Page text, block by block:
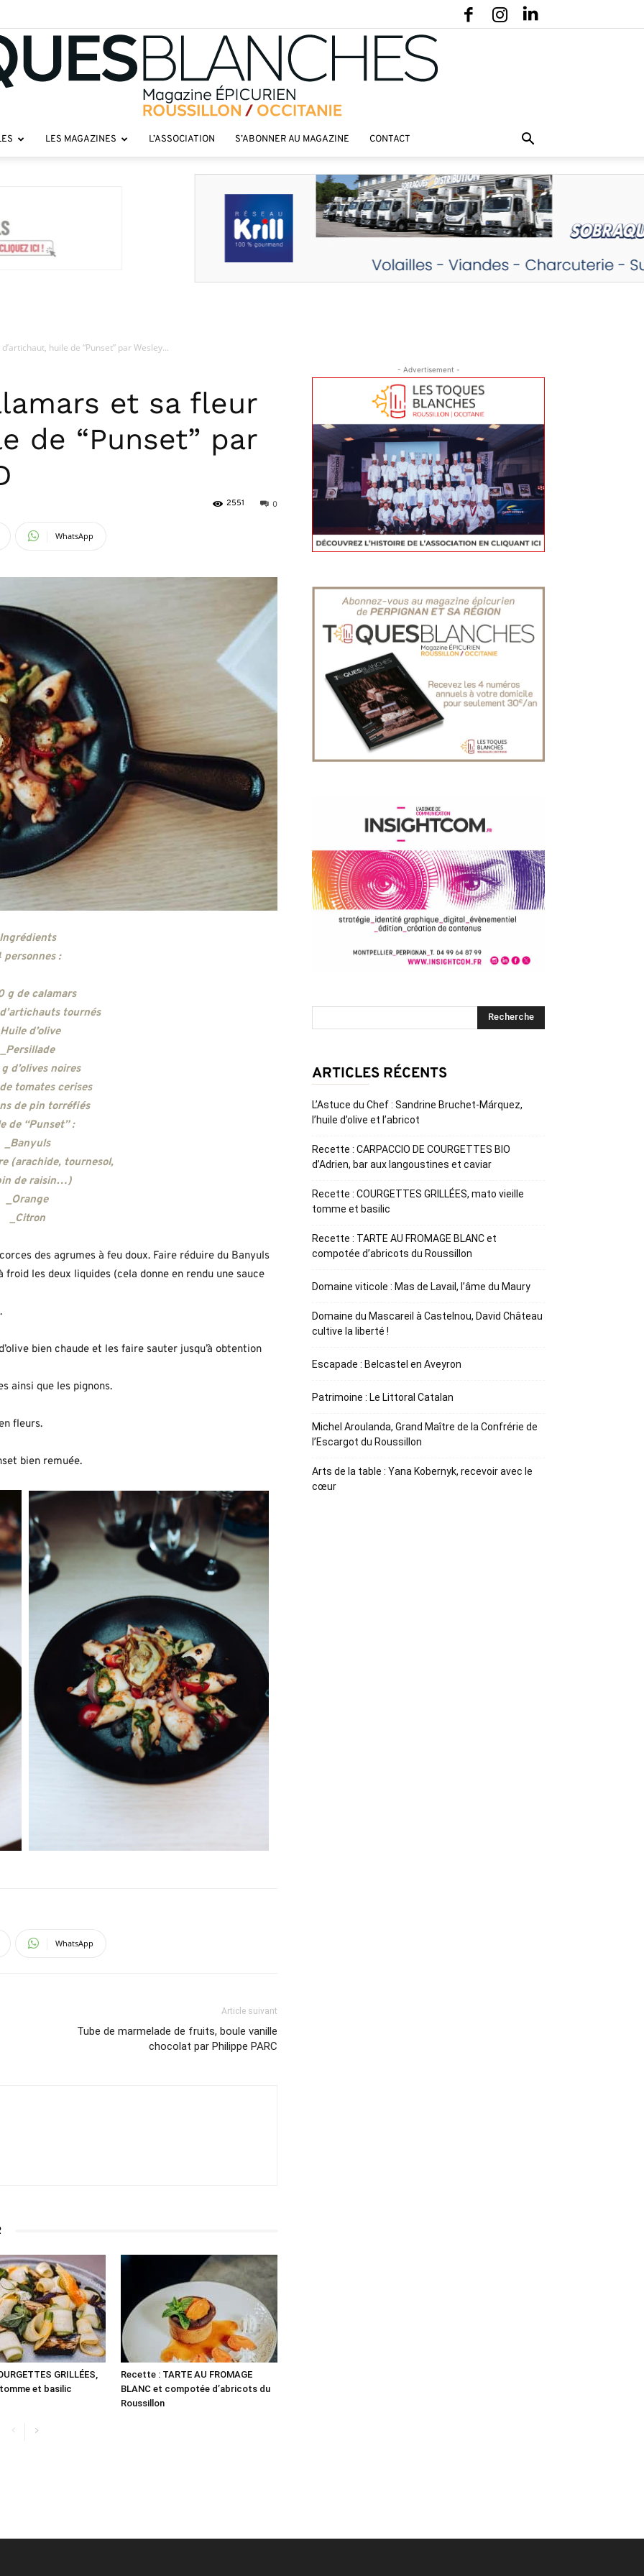
magazine
LES MAGAZINES L’ASSOCIATION S’ABONNER AU MAGAZINE CONTACT
huile de “Punset” par Wesley...
et sa fleur
de “Punset” par
0
2551
WhatsApp
personnes :
g de calamars
tournés
d’olive
_Persillade
d’olives noires
tomates cerises
de pin torréfiés
de “Punset” :
_Banyuls
(arachide, tournesol,
de raisin…)
_Orange
_Citron
des agrumes à feu doux. Faire réduire du Banyuls
les deux liquides (cela donne en rendu une sauce
bien chaude et les faire sauter jusqu’à obtention
ainsi que les pignons.
fleurs.
bien remuée.
WhatsApp
Article suivant
Tube de marmelade de fruits, boule vanille
chocolat par Philippe PARC
GRILLÉES,
et basilic
Recette : TARTE AU FROMAGE
BLANC et compotée d’abricots du
Roussillon
- Advertisement -
ARTICLES RÉCENTS
L’Astuce du Chef : Sandrine Bruchet-Márquez,
l’huile d’olive et l’abricot
Recette : CARPACCIO DE COURGETTES BIO
d’Adrien, bar aux langoustines et caviar
Recette : COURGETTES GRILLÉES, mato vieille
tomme et basilic
Recette : TARTE AU FROMAGE BLANC et
compotée d’abricots du Roussillon
Domaine viticole : Mas de Lavail, l’âme du Maury
Domaine du Mascareil à Castelnou, David Château
cultive la liberté !
Escapade : Belcastel en Aveyron
Patrimoine : Le Littoral Catalan
Michel Aroulanda, Grand Maître de la Confrérie de
l’Escargot du Roussillon
Arts de la table : Yana Kobernyk, recevoir avec le
cœur